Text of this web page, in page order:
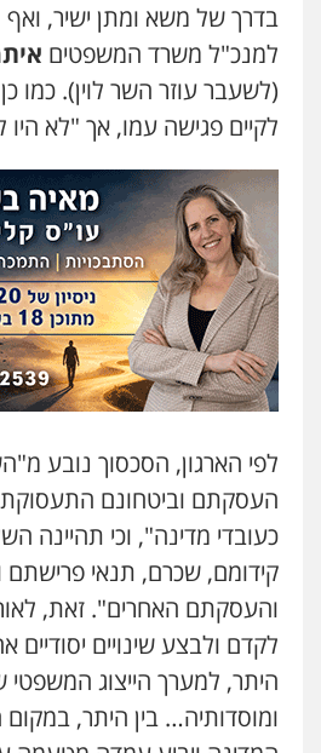
בדרך של משא ומתן ישיר,
למנכ"ל משרד המשפטים
(לשעבר עוזר השר לוין). כמו
לקיים פגישה עמו, אך "לא
לפי הארגון, הסכסוך נובע
העסקתם וביטחונם
כעובדי מדינה", וכי תהיינה
קידומם, שכרם, תנאי פרישתם
והעסקתם האחרים". זאת,
לקדם ולבצע שינויים יסודיים
היתר, למערך הייצוג
ומוסדותיה… בין היתר,